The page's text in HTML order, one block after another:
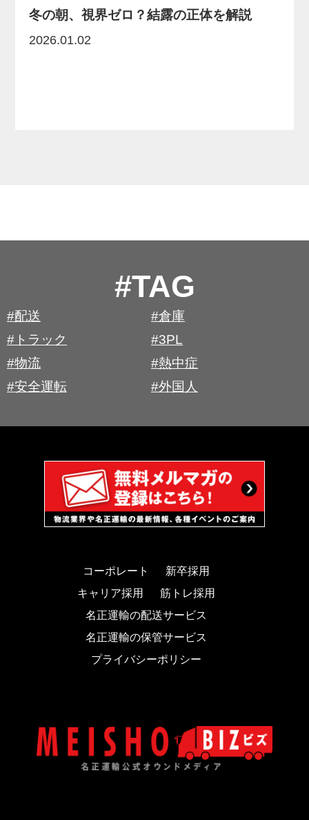
冬の朝、視界ゼロ？結露の正体を解説
2026.01.02
#TAG
#配送
#倉庫
#トラック
#3PL
#物流
#熱中症
#安全運転
#外国人
コーポレート
新卒採用
キャリア採用
筋トレ採用
名正運輸の配送サービス
名正運輸の保管サービス
プライバシーポリシー